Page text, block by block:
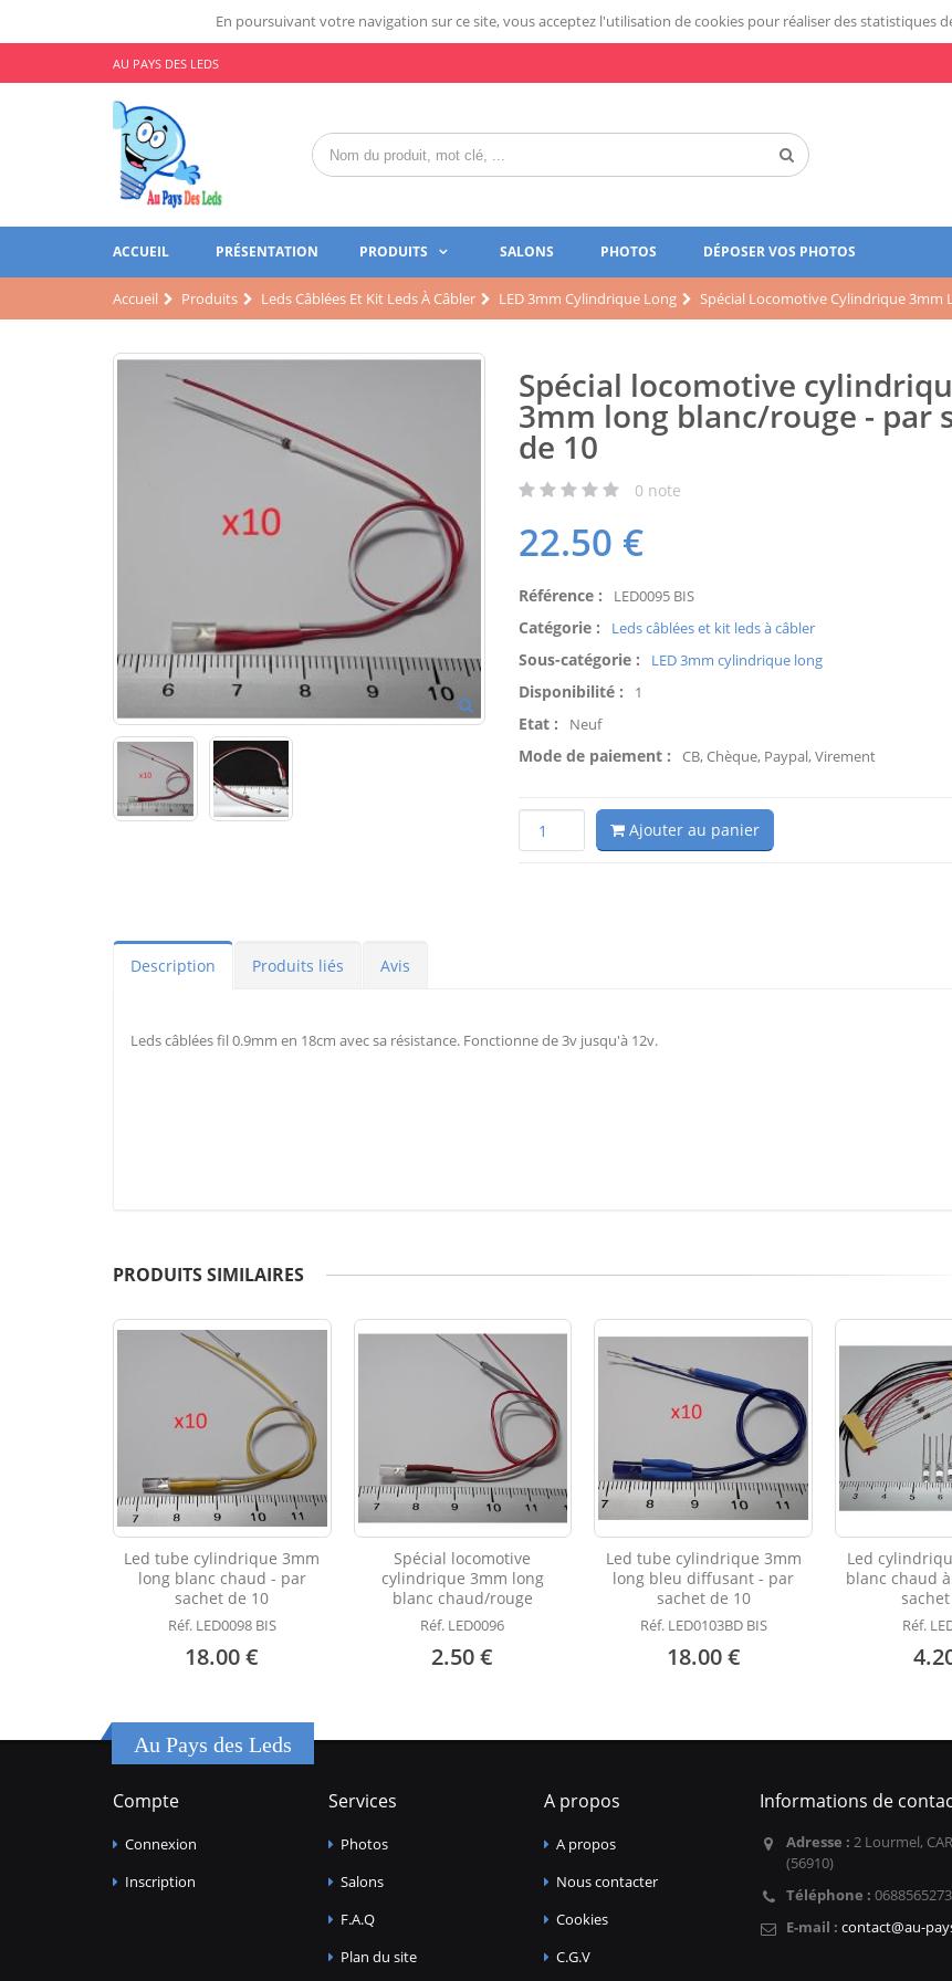
En poursuivant votre navigation sur ce site, vous acceptez l'utilisation de cookies pour réaliser des statistiques
AU PAYS DES LEDS
ACCUEIL PRÉSENTATION PRODUITS SALONS PHOTOS DÉPOSER VOS PHOTOS
Accueil Produits Leds Câblées Et Kit Leds À Câbler LED 3mm Cylindrique Long Spécial Locomotive Cylindrique 3mm
Spécial locomotive
3mm long blanc/rouge - par
de 10
0 note
22.50 €
Référence : LED0095 BIS
Catégorie : Leds câblées et kit leds à câbler
Sous-catégorie : LED 3mm cylindrique long
Disponibilité : 1
Etat : Neuf
Mode de paiement : CB, Chèque, Paypal, Virement
Ajouter au panier
Description Produits liés Avis
Leds câblées fil 0.9mm en 18cm avec sa résistance. Fonctionne de 3v jusqu'à 12v.
PRODUITS SIMILAIRES
Led tube cylindrique 3mm
long blanc chaud - par
sachet de 10
Réf. LED0098 BIS
18.00 €
Spécial locomotive
cylindrique 3mm long
blanc chaud/rouge
Réf. LED0096
2.50 €
Led tube cylindrique 3mm
long bleu diffusant - par
sachet de 10
Réf. LED0103BD BIS
18.00 €
Led
blanc chaud
Réf.
Au Pays des Leds
Compte
Connexion
Inscription
Services
Photos
Salons
F.A.Q
Plan du site
A propos
A propos
Nous contacter
Cookies
C.G.V
Informations de
Adresse : 2 Lourmel,
(56910)
Téléphone : 0688565273
E-mail : contact@au-